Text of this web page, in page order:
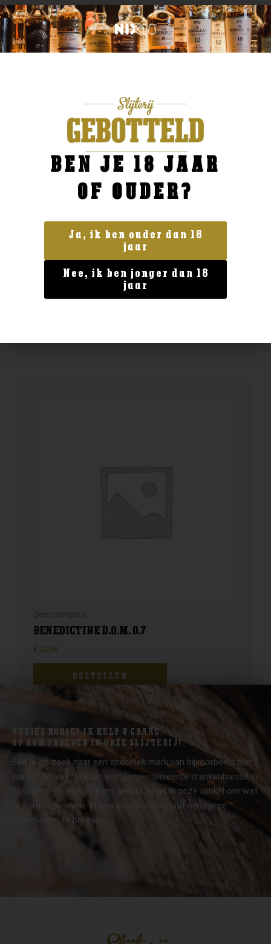
Geen categorie
Enate Rosado
12,99
BENEDICTINE D.O.M. 0.7
€ 24,99
BESTELLEN
ADVIES NODIG? IK HELP U GRAAG.
OF KOM PROEVEN IN ONZE SLIJTERIJ!
Ben je op zoek naar een specifiek merk van bijvoorbeeld bier,
wijn of Whisky? Wij zijn een gespecialiseerde drankenhandel in
Enschede (Boekelo). Kom gerust langs in onze winkel om wat
te komen proeven. In ons proeflokaal staat een ruime
selectie om te proeven.
BEN JE 18 JAAR
OF OUDER?
Ja, ik ben ouder dan 18
jaar
Nee, ik ben jonger dan 18
jaar